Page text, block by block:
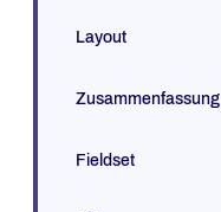
Layout
Zusammenfassung
Fieldset